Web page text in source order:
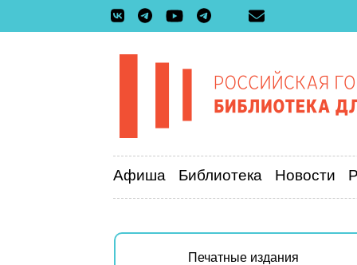
Афиша Библиотека Новости
Печатные издания